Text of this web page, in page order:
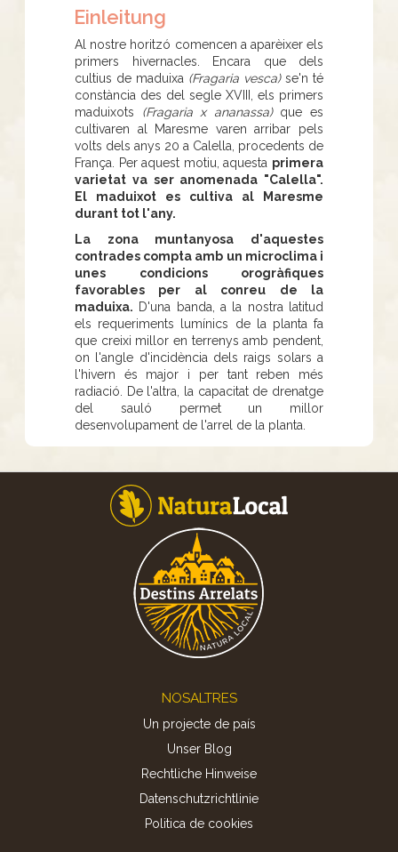
Einleitung
Al nostre horitzó comencen a aparèixer els
primers hivernacles. Encara que dels
cultius de maduixa (Fragaria vesca)se'n té
constància des del segle XVIII, els primers
maduixots (Fragaria x ananassa)que es
cultivaren al Maresme varen arribar pels
volts dels anys 20 a Calella, procedents de
França. Per aquest motiu, aquesta primera
varietat va ser anomenada "Calella".
El maduixot es cultiva al Maresme
durant tot l'any.
La zona muntanyosa d'aquestes
contrades compta amb un microclima i
unes condicions orogràfiques
favorables per al conreu de la
maduixa. D'una banda, a la nostra latitud
els requeriments lumínics de la planta fa
que creixi millor en terrenys amb pendent,
on l'angle d'incidència dels raigs solars a
l'hivern és major i per tant reben més
radiació. De l'altra, la capacitat de drenatge
del sauló permet un millor
desenvolupament de l'arrel de la planta.
NOSALTRES
Un projecte de país
Unser Blog
Rechtliche Hinweise
Datenschutzrichtlinie
Politica de cookies